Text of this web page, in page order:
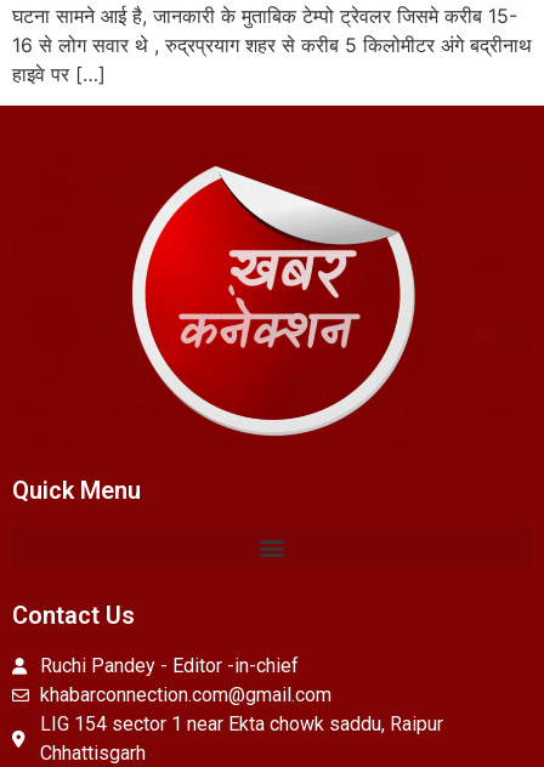
घटना सामने आई है, जानकारी के मुताबिक टेम्पो ट्रेवलर जिसमे करीब 15-
16 से लोग सवार थे , रुद्रप्रयाग शहर से करीब 5 किलोमीटर अंगे बद्रीनाथ
हाइवे पर […]
Quick Menu
Contact Us
Ruchi Pandey - Editor -in-chief
khabarconnection.com@gmail.com
LIG 154 sector 1 near Ekta chowk saddu, Raipur
Chhattisgarh